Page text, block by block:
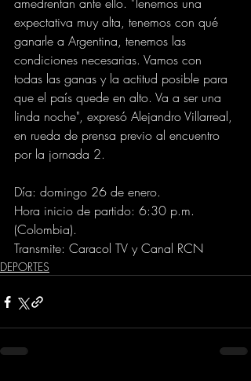
expectativa muy alta, tenemos con qué
ganarle a Argentina, tenemos las
condiciones necesarias. Vamos con
todas las ganas y la actitud posible para
que el país quede en alto. Va a ser una
linda noche", expresó Alejandro Villarreal,
en rueda de prensa previo al encuentro
por la jornada 2.
Día: domingo 26 de enero.
Hora inicio de partido: 6:30 p.m.
(Colombia).
Transmite: Caracol TV y Canal RCN
DEPORTES